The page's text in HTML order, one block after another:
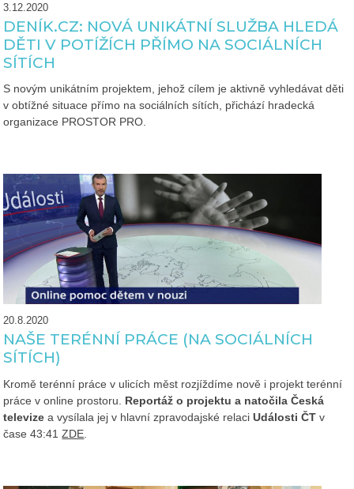
3.12.2020
DENÍK.CZ: NOVÁ UNIKÁTNÍ SLUŽBA HLEDÁ
DĚTI V POTÍŽÍCH PŘÍMO NA SOCIÁLNÍCH
SÍTÍCH
S novým unikátním projektem, jehož cílem je aktivně vyhledávat děti
v obtížné situace přímo na sociálních sítích, přichází hradecká
organizace PROSTOR PRO.
20.8.2020
NAŠE TERÉNNÍ PRÁCE (NA SOCIÁLNÍCH
SÍTÍCH)
Kromě terénní práce v ulicích měst rozjíždíme nově i projekt terénní
práce v online prostoru. Reportáž o projektu a natočila Česká
televize a vysílala jej v hlavní zpravodajské relaciUdálosti ČT v
čase 43:41ZDE